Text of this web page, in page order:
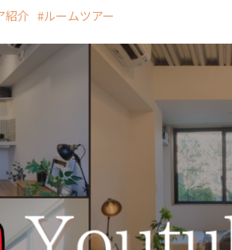
紹介 ルームツアー